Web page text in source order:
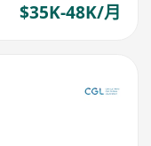
$35K-48K/月